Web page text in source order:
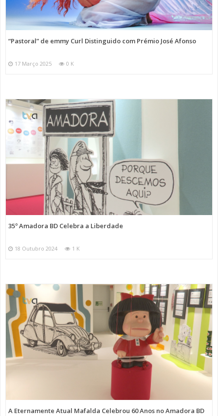
“Pastoral” de emmy Curl Distinguido com Prémio José Afonso
17 Março 2025 0 K
35º Amadora BD Celebra a Liberdade
18 Outubro 2024 1 K
A Eternamente Atual Mafalda Celebrou 60 Anos no Amadora BD